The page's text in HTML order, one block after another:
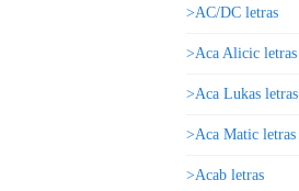
>AC/DC letras
>Aca Alicic letras
>Aca Lukas letras
>Aca Matic letras
>Acab letras